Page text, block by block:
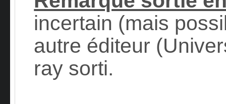
incertain (mais
autre éditeur
ray sorti.